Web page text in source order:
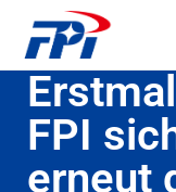
FPI
erneut